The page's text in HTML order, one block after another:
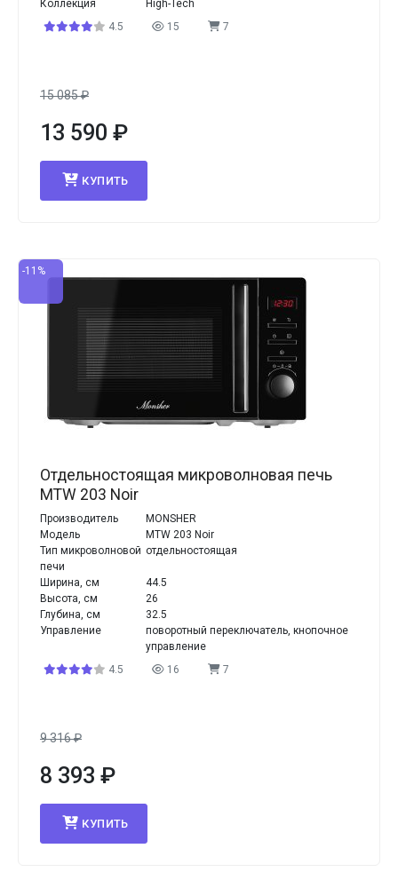
Коллекция
High-Tech
4.5
15 7
15 085₽
13 590 ₽
КУПИТЬ
-11%
Отдельностоящая микроволновая печь
MTW 203 Noir
Производитель
MONSHER
Модель
MTW 203 Noir
Тип микроволновой
печи
отдельностоящая
Ширина, см
44.5
Высота, см
26
Глубина, см
32.5
Управление
поворотный переключатель, кнопочное
управление
4.5
16 7
9 316₽
8 393 ₽
КУПИТЬ